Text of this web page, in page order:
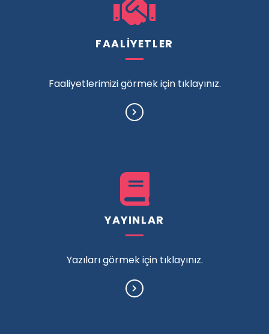
FAALİYETLER
Faaliyetlerimizi görmek için tıklayınız.
YAYINLAR
Yazıları görmek için tıklayınız.